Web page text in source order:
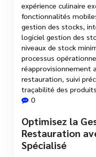
expérience culinaire
fonctionnalités
gestion des stocks
logiciel gestion des
niveaux de stock
processus
réapprovisionnement
restauration suivi
traçabilité des produits
0
Optimisez la
Restauration
Spécialisé